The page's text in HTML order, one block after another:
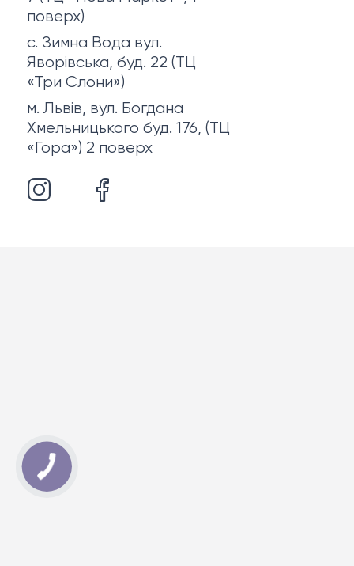
поверх)
с. Зимна Вода вул.
Яворівська, буд. 22 (ТЦ
«Три Слони»)
м. Львів, вул. Богдана
Хмельницького буд. 176, (ТЦ
«Гора») 2 поверх